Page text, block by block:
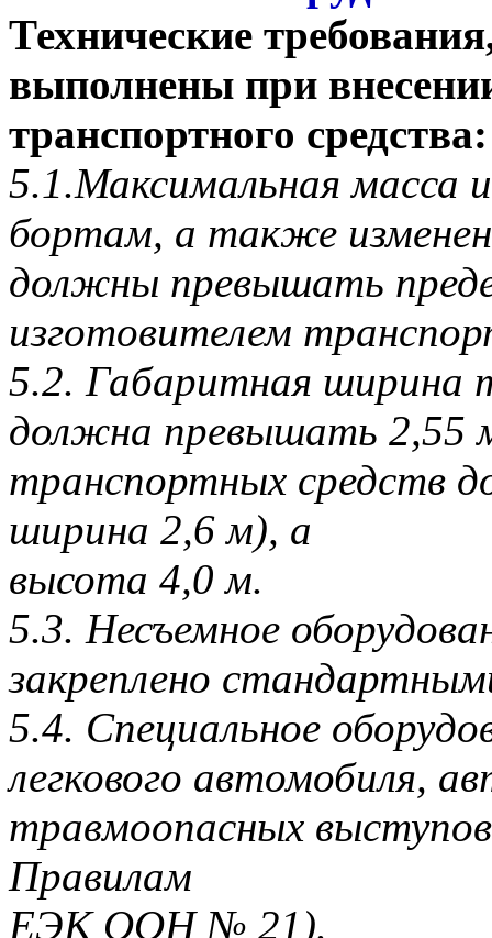
Технические
выполнены при
транспортного средства:
5.1.Максимальная масса
бортам, а также
должны превышать
изготовителем
5.2. Габаритная ширина
должна превышать 2,55 м
транспортных средств
ширина 2,6 м), а
высота 4,0 м.
5.3. Несъемное
закреплено
5.4. Специальное
легкового автомобиля,
травмоопасных
Правилам
ЕЭК ООН № 21).